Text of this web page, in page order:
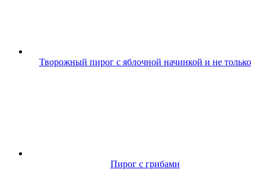
Творожный пирог с яблочной начинкой и не только
Пирог с грибами